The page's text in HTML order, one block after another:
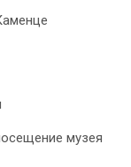
му­зея